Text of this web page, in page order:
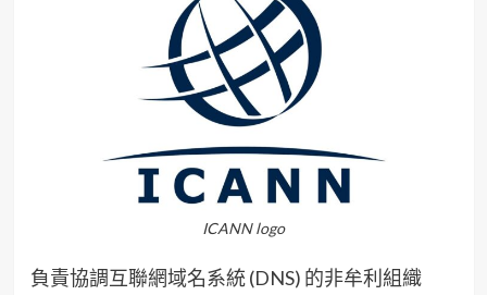
ICANN logo
負責協調互聯網域名系統 (DNS) 的非牟利組織